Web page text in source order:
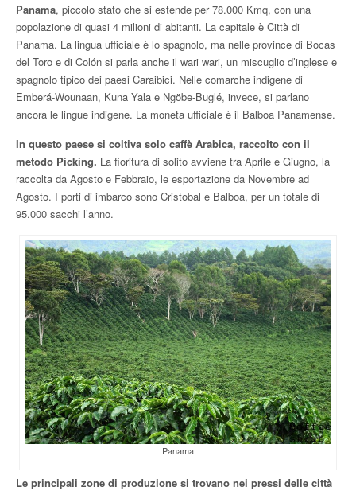
Panama, piccolo stato che si estende per 78.000 Kmq, con una
popolazione di quasi 4 milioni di abitanti. La capitale è Città di
Panama. La lingua ufficiale è lo spagnolo, ma nelle province di Bocas
del Toro e di Colón si parla anche il wari wari, un miscuglio d’inglese e
spagnolo tipico dei paesi Caraibici. Nelle comarche indigene di
Emberá-Wounaan, Kuna Yala e Ngöbe-Buglé, invece, si parlano
ancora le lingue indigene. La moneta ufficiale è il Balboa Panamense.
In questo paese si coltiva solo caffè Arabica, raccolto con il
metodo Picking. La fioritura di solito avviene tra Aprile e Giugno, la
raccolta da Agosto e Febbraio, le esportazione da Novembre ad
Agosto. I porti di imbarco sono Cristobal e Balboa, per un totale di
95.000 sacchi l’anno.
Panama
Le principali zone di produzione si trovano nei pressi delle città